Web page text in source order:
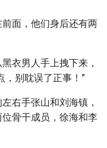
面，他们身后还有两
衣男人手上拽下来，
，别耽误了正事！”
右手张山和刘海镇，
骨干成员，徐海和李